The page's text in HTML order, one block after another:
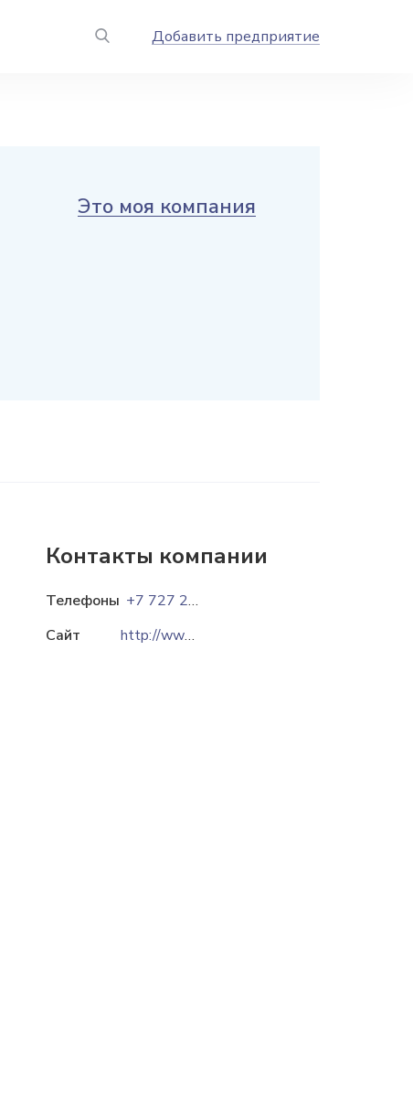
Добавить предприятие
Это моя компания
Контакты компании
Телефоны
+7 727 232 13 58
Сайт
http://www.ao-may.kz